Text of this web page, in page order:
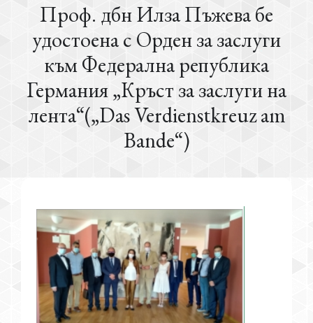
Проф. дбн Илза Пъжева бе
удостоена с Орден за заслуги
към Федерална република
Германия „Кръст за заслуги на
лента“(„Das Verdienstkreuz am
Bande“)